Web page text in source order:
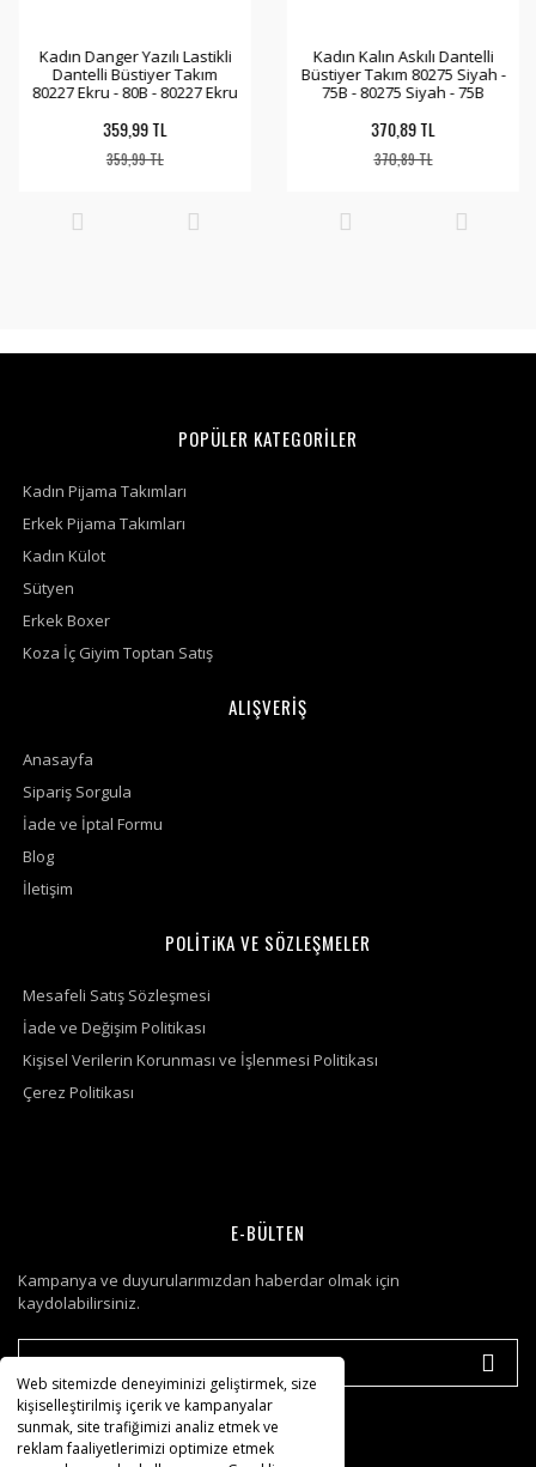
Web sitemizde deneyiminizi geliştirmek, size
kişiselleştirilmiş içerik ve kampanyalar
sunmak, site trafiğimizi analiz etmek ve
reklam faaliyetlerimizi optimize etmek
Kadın Danger Yazılı Lastikli
Dantelli Büstiyer Takım
80227 Ekru - 80B - 80227 Ekru
359,99 TL
359,99 TL
Kadın Kalın Askılı Dantelli
Büstiyer Takım 80275 Siyah -
75B - 80275 Siyah - 75B
370,89 TL
370,89 TL
POPÜLER KATEGORİLER
Kadın Pijama Takımları
Erkek Pijama Takımları
Kadın Külot
Sütyen
Erkek Boxer
Koza İç Giyim Toptan Satış
ALIŞVERİŞ
Anasayfa
Sipariş Sorgula
İade ve İptal Formu
Blog
İletişim
POLİTiKA VE SÖZLEŞMELER
Mesafeli Satış Sözleşmesi
İade ve Değişim Politikası
Kişisel Verilerin Korunması ve İşlenmesi Politikası
Çerez Politikası
E-BÜLTEN
Kampanya ve duyurularımızdan haberdar olmak için
kaydolabilirsiniz.